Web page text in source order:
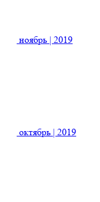
ноябрь | 2019
октябрь | 2019